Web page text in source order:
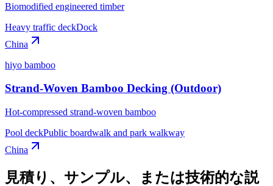
Biomodified engineered timber
Heavy traffic deckDock
China
hiyo bamboo
Strand-Woven Bamboo Decking (Outdoor)
Hot-compressed strand-woven bamboo
Pool deckPublic boardwalk and park walkway
China
見積り、サンプル、または技術的な説